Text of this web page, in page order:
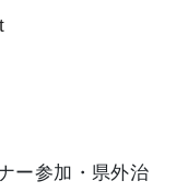
ー参加・県外治